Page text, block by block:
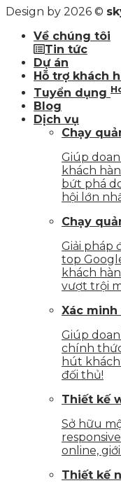
Design by 2026 ©
Về chúng tôi
Tin tức
Dự án
Hỗ trợ khách
Tuyển dụng
Blog
Dịch vụ
Chạy
Giúp
khách
bứt phá
hội lớn
Chạy
Giải pháp
top
khách
vượt trội
Xác
Giúp
chính
hút
đối thủ!
Thiết kế
Sở hữu
online,
Thiết kế